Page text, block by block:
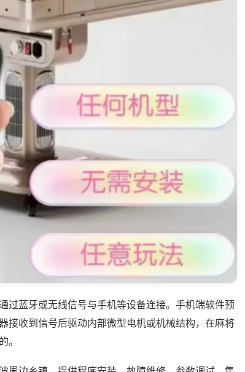
过蓝牙或无线信号与手机等设备连接。手机端软件预
接收到信号后驱动内部微型电机或机械结构，在麻将
。